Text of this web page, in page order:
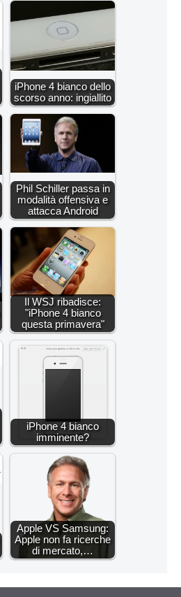
iPhone 4 bianco dello
scorso anno: ingiallito
Phil Schiller passa in
modalità offensiva e
attacca Android
Il WSJ ribadisce:
"iPhone 4 bianco
questa primavera"
iPhone 4 bianco
imminente?
Apple VS Samsung:
Apple non fa ricerche
di mercato,…